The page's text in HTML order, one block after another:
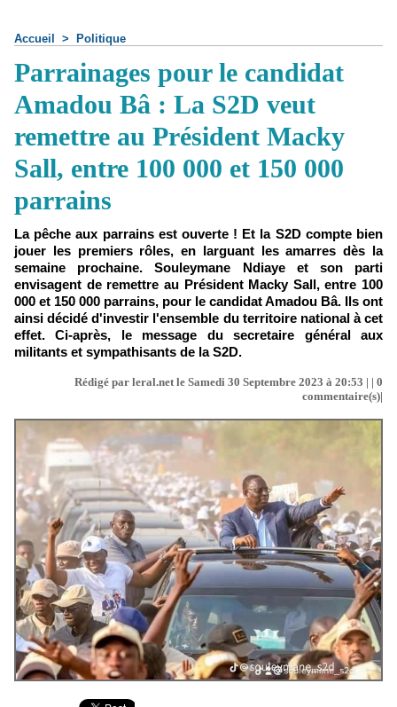
Accueil > Politique
Parrainages pour le candidat
Amadou Bâ : La S2D veut
remettre au Président Macky
Sall, entre 100 000 et 150 000
parrains
La pêche aux parrains est ouverte ! Et la S2D compte bien
jouer les premiers rôles, en larguant les amarres dès la
semaine prochaine. Souleymane Ndiaye et son parti
envisagent de remettre au Président Macky Sall, entre 100
000 et 150 000 parrains, pour le candidat Amadou Bâ. Ils ont
ainsi décidé d'investir l'ensemble du territoire national à cet
effet. Ci-après, le message du secretaire général aux
militants et sympathisants de la S2D.
Rédigé par leral.net le Samedi 30 Septembre 2023 à 20:53 | | 0
commentaire(s)|